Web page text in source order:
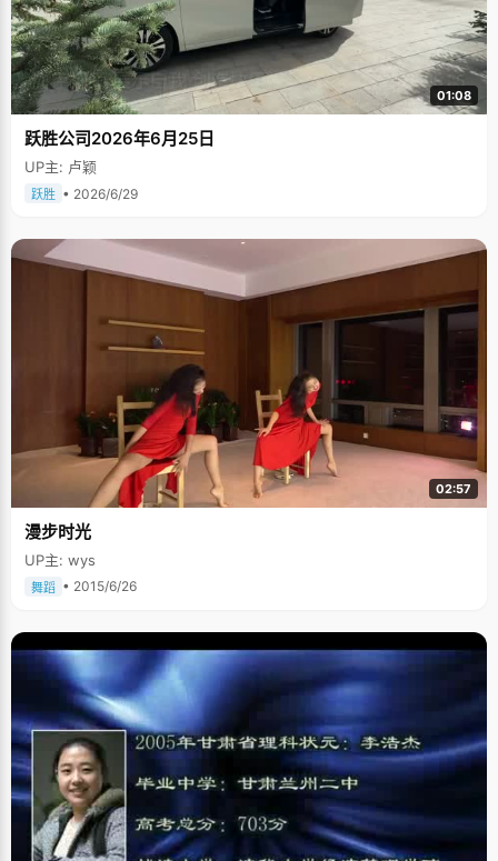
01:08
跃胜公司2026年6月25日
UP主: 卢颖
跃胜 • 2026/6/29
02:57
漫步时光
UP主: wys
舞蹈 • 2015/6/26